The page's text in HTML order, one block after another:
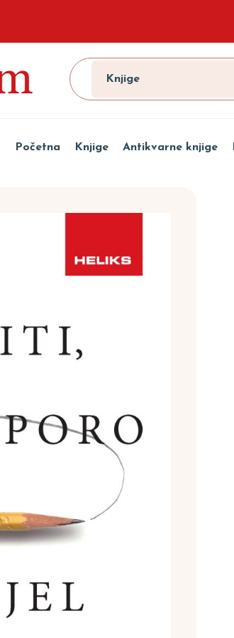
Knjige
Početna Knjige Antikvarne knjige